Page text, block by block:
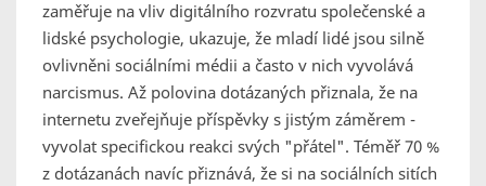
zaměřuje na vliv digitálního rozvratu společenské a
lidské psychologie, ukazuje, že mladí lidé jsou silně
ovlivněni sociálními médii a často v nich vyvolává
narcismus. Až polovina dotázaných přiznala, že na
internetu zveřejňuje příspěvky s jistým záměrem -
vyvolat specifickou reakci svých "přátel". Téměř 70 %
z dotázanách navíc přiznává, že si na sociálních sitích